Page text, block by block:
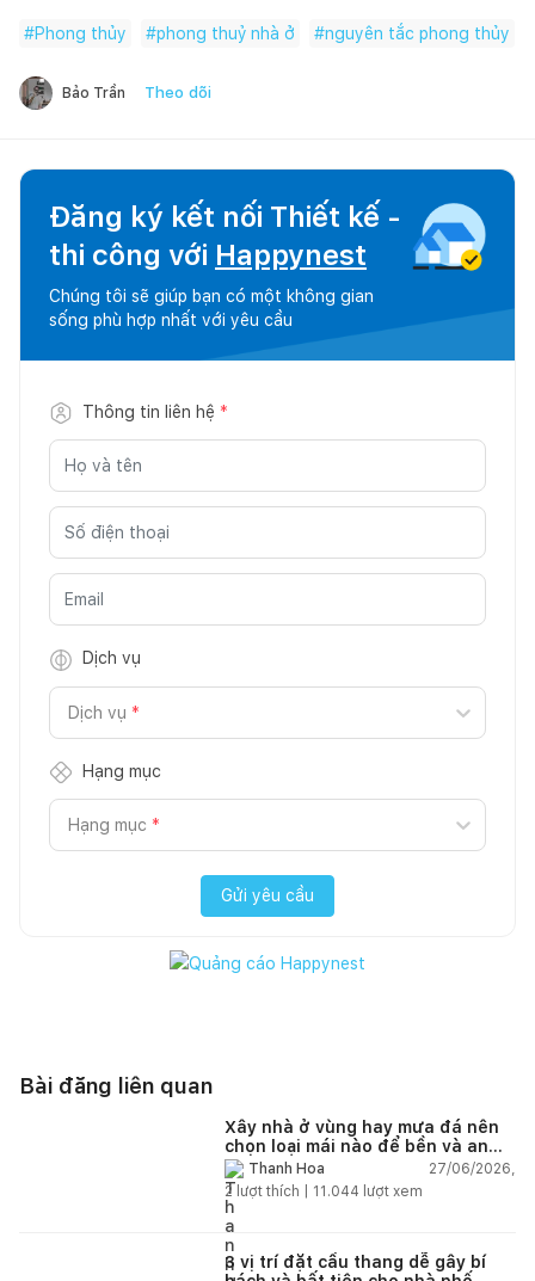
#Phong thủy #phong thuỷ nhà ở #nguyên tắc phong thủy
Bảo Trần Theo dõi
Đăng ký kết nối Thiết kế -
thi công với Happynest
Chúng tôi sẽ giúp bạn có một không gian
sống phù hợp nhất với yêu cầu
Thông tin liên hệ *
Dịch vụ
Dịch vụ *
Hạng mục
Hạng mục *
Gửi yêu cầu
Bài đăng liên quan
Xây nhà ở vùng hay mưa đá nên
chọn loại mái nào để bền và an
toàn?Thanh Hoa
27/06/2026,
2 lượt thích | 11.044 lượt xem
3 vị trí đặt cầu thang dễ gây bí